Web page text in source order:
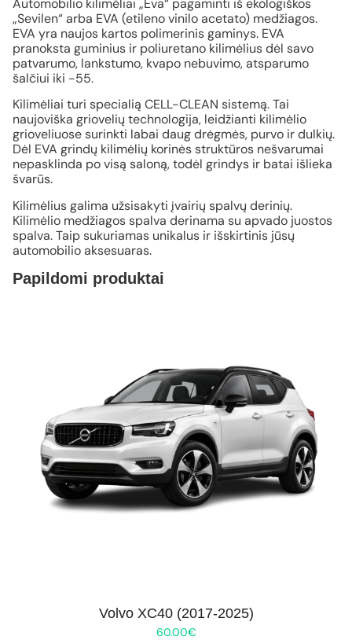
Automobilio kilimėliai „Eva“ pagaminti iš ekologiškos
„Sevilen“ arba EVA (etileno vinilo acetato) medžiagos.
EVA yra naujos kartos polimerinis gaminys. EVA
pranoksta guminius ir poliuretano kilimėlius dėl savo
patvarumo, lankstumo, kvapo nebuvimo, atsparumo
šalčiui iki -55.
Kilimėliai turi specialią CELL-CLEAN sistemą. Tai
naujoviška griovelių technologija, leidžianti kilimėlio
grioveliuose surinkti labai daug drėgmės, purvo ir dulkių.
Dėl EVA grindų kilimėlių korinės struktūros nešvarumai
nepasklinda po visą saloną, todėl grindys ir batai išlieka
švarūs.
Kilimėlius galima užsisakyti įvairių spalvų derinių.
Kilimėlio medžiagos spalva derinama su apvado juostos
spalva. Taip sukuriamas unikalus ir išskirtinis jūsų
automobilio aksesuaras.
Papildomi produktai
Volvo XC40 (2017-2025)
60.00€